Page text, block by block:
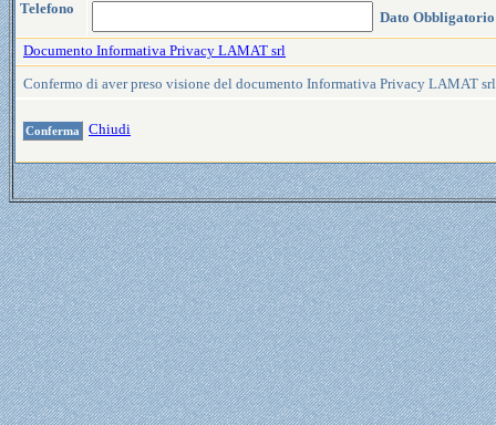
Telefono
Dato
Documento Informativa Privacy LAMAT srl
Confermo di aver preso visione del documento Informativa Privacy LAMAT
Chiudi